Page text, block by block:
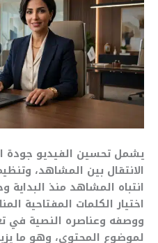
يشمل تحسين الفيديو جودة
الانتقال بين المشاهد،
انتباه المشاهد منذ
اختيار الكلمات المفتاحية
ووصفه وعناصره النصية في
لموضوع المحتوى، وهو ما